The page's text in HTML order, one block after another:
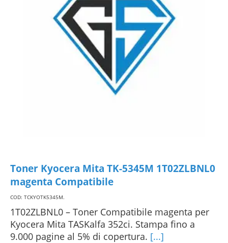
Toner Kyocera Mita TK-5345M 1T02ZLBNL0
magenta Compatibile
COD: TCKYOTK5345M.
1T02ZLBNL0 – Toner Compatibile magenta per
Kyocera Mita TASKalfa 352ci. Stampa fino a
9.000 pagine al 5% di copertura. [...]